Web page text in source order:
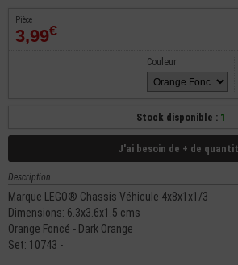
Pièce
3,99€
Couleur
Stock disponible : 1
J'ai besoin de + de
Description
Marque LEGO® Chassis Véhicule 4x8x1x1/3
Dimensions: 6.3x3.6x1.5 cms
Orange Foncé - Dark Orange
Set: 10743 -